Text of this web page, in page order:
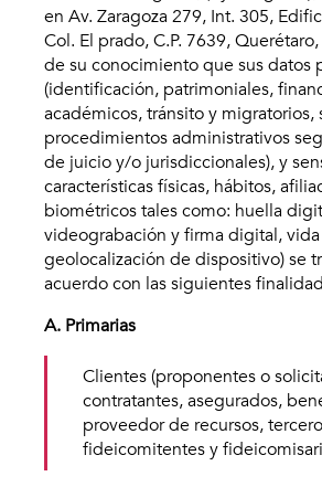
en Av. Zaragoza 279, Int. 305,
Col. El prado, C.P. 7639,
de su conocimiento que sus datos
(identificación, patrimoniales,
académicos, tránsito y migratorios,
procedimientos administrativos
de juicio y/o jurisdiccionales), y
características físicas, hábitos,
biométricos tales como: huella
videograbación y firma digital,
geolocalización de dispositivo) se
acuerdo con las siguientes
A. Primarias
Clientes (proponentes o
contratantes, asegurados,
proveedor de recursos,
fideicomitentes y